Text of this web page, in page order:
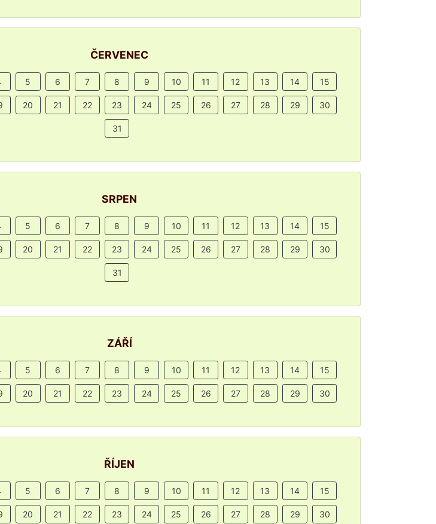
ČERVENEC
5 6 7 8 9 10 11 12 13 14 15
20 21 22 23 24 25 26 27 28 29 30
31
SRPEN
5 6 7 8 9 10 11 12 13 14 15
20 21 22 23 24 25 26 27 28 29 30
31
ZÁŘÍ
5 6 7 8 9 10 11 12 13 14 15
20 21 22 23 24 25 26 27 28 29 30
ŘÍJEN
5 6 7 8 9 10 11 12 13 14 15
20 21 22 23 24 25 26 27 28 29 30